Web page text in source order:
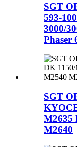
SGT
593-
3000/
Phaser
SGT
M2635
M2640